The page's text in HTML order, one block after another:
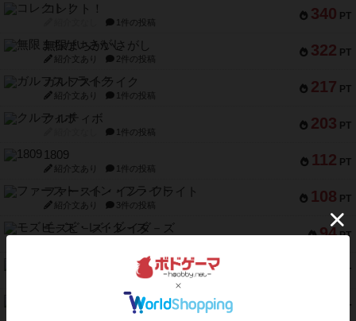
340 PT
コレクト！
1件の投稿
322 PT
無限まちがいさがし
紹介文あり 2件の投稿
217 PT
ガルフストライク
紹介文あり 1件の投稿
203 PT
クルティボ
1件の投稿
112 PT
1809
紹介文あり 1件の投稿
108 PT
ファースト・イン・フライト
紹介文あり 3件の投稿
94 PT
モズビ－ズ・レイダ－ズ
PT
テンプテーション
2件の投稿
PT
2件の投稿